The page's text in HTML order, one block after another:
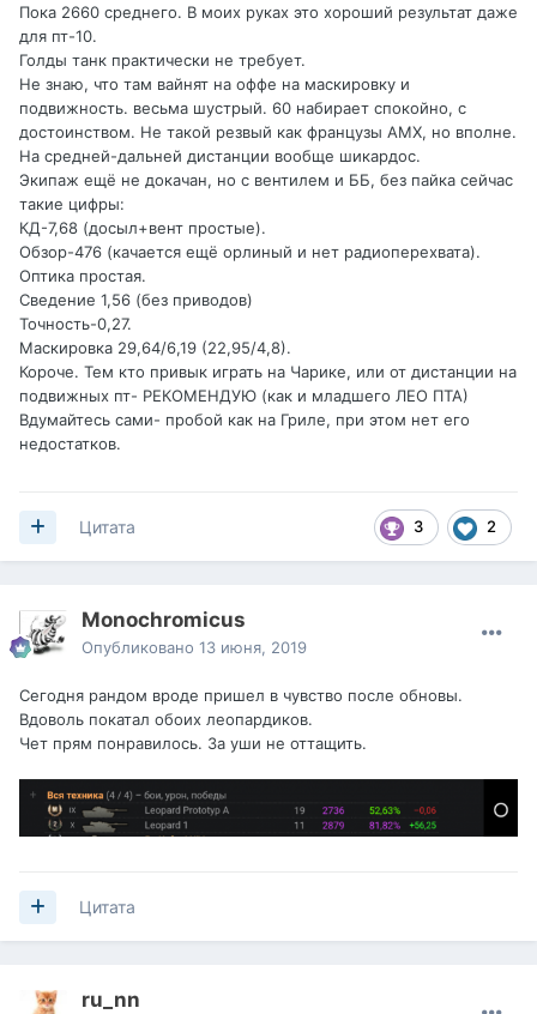
Пока 2660 среднего. В моих руках это хороший результат даже
для пт-10.
Голды танк практически не требует.
Не знаю, что там вайнят на оффе на маскировку и
подвижность. весьма шустрый. 60 набирает спокойно, с
достоинством. Не такой резвый как французы АМХ, но вполне.
На средней-дальней дистанции вообще шикардос.
Экипаж ещё не докачан, но с вентилем и ББ, без пайка сейчас
такие цифры:
КД-7,68 (досыл+вент простые).
Обзор-476 (качается ещё орлиный и нет радиоперехвата).
Оптика простая.
Сведение 1,56 (без приводов)
Точность-0,27.
Маскировка 29,64/6,19 (22,95/4,8).
Короче. Тем кто привык играть на Чарике, или от дистанции на
подвижных пт- РЕКОМЕНДУЮ (как и младшего ЛЕО ПТА)
Вдумайтесь сами- пробой как на Гриле, при этом нет его
недостатков.
3 2
Цитата
Monochromicus
Опубликовано 13 июня, 2019
Сегодня рандом вроде пришел в чувство после обновы.
Вдоволь покатал обоих леопардиков.
Чет прям понравилось. За уши не оттащить.
Цитата
ru_nn